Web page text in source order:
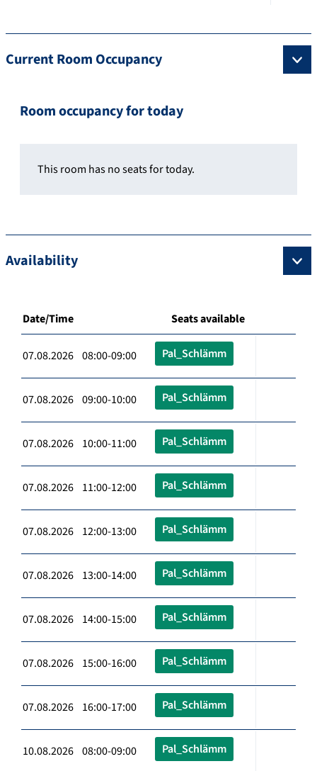
Current Room Occupancy
Room occupancy for today
This room has no seats for today.
Availability
Date/Time Seats available
07.08.2026 08:00-09:00 Pal_Schlämm
07.08.2026 09:00-10:00 Pal_Schlämm
07.08.2026 10:00-11:00 Pal_Schlämm
07.08.2026 11:00-12:00 Pal_Schlämm
07.08.2026 12:00-13:00 Pal_Schlämm
07.08.2026 13:00-14:00 Pal_Schlämm
07.08.2026 14:00-15:00 Pal_Schlämm
07.08.2026 15:00-16:00 Pal_Schlämm
07.08.2026 16:00-17:00 Pal_Schlämm
10.08.2026 08:00-09:00 Pal_Schlämm